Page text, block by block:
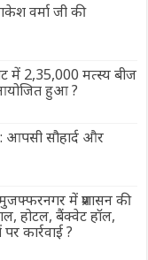
वर्मा जी की
में 2,35,000 मत्स्य बीज
आयोजित हुआ ?
सौहार्द और
में प्रशासन की
होटल, बैंक्वेट हॉल,
कार्रवाई ?